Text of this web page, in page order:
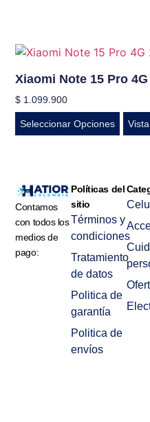
Xiaomi Note 15 Pro
$ 1.099.900
Seleccionar Opciones
Contamos
con todos los
medios de
pago:
Políticas del
sitio
Términos y
condiciones
Tratamiento
de datos
Politica de
garantía
Politica de
envíos